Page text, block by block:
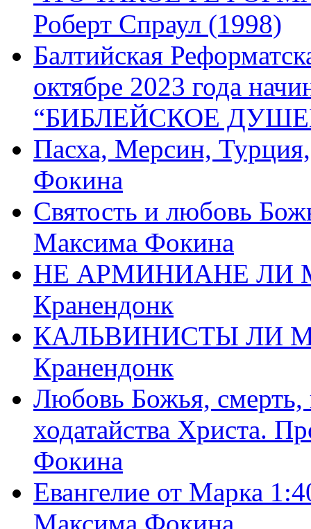
Роберт Спраул (1998)
Балтийская
октябре 2023 года
“БИБЛЕЙСКОЕ
Пасха, Мерсин,
Фокина
Святость и любовь
Максима Фокина
НЕ АРМИНИАНЕ ЛИ
Кранендонк
КАЛЬВИНИСТЫ ЛИ
Кранендонк
Любовь Божья, смерть,
ходатайства Христа.
Фокина
Евангелие от Марка
Максима Фокина